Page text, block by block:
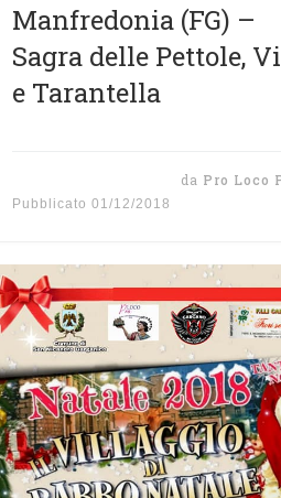
Manfredonia (FG) –
Sagra delle Pettole,
e Tarantella
da Pro Loco
Pubblicato 01/12/2018